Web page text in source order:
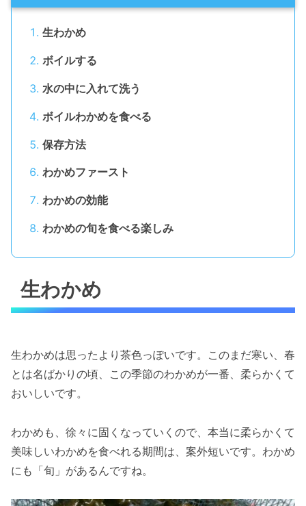
生わかめ
ボイルする
水の中に入れて洗う
ボイルわかめを食べる
保存方法
わかめファースト
わかめの効能
わかめの旬を食べる楽しみ
生わかめ
生わかめは思ったより茶色っぽいです。このまだ寒い、春
とは名ばかりの頃、この季節のわかめが一番、柔らかくて
おいしいです。
わかめも、徐々に固くなっていくので、本当に柔らかくて
美味しいわかめを食べれる期間は、案外短いです。わかめ
にも「旬」があるんですね。